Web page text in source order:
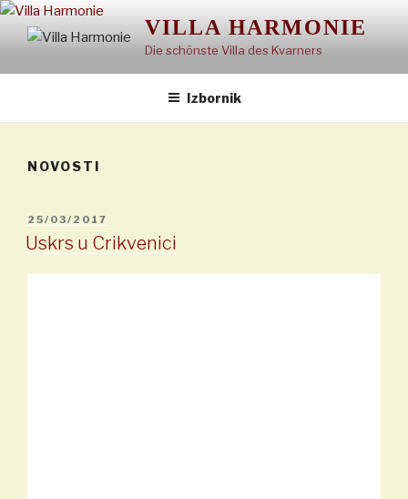
Preskoči
VILLA HARMONIE
Die schönste Villa des Kvarners
Izbornik
NOVOSTI
OBJAVLJENO
25/03/2017
Uskrs u Crikvenici